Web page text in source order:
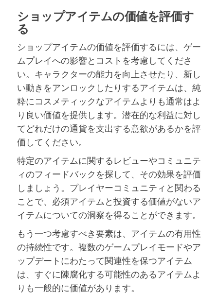
ショップアイテムの価値を評価す
る
ショップアイテムの価値を評価するには、ゲー
ムプレイへの影響とコストを考慮してくださ
い。キャラクターの能力を向上させたり、新し
い動きをアンロックしたりするアイテムは、純
粋にコスメティックなアイテムよりも通常はよ
り良い価値を提供します。潜在的な利益に対し
てどれだけの通貨を支出する意欲があるかを評
価してください。
特定のアイテムに関するレビューやコミュニテ
ィのフィードバックを探して、その効果を評価
しましょう。プレイヤーコミュニティと関わる
ことで、必須アイテムと投資する価値がないア
イテムについての洞察を得ることができます。
もう一つ考慮すべき要素は、アイテムの有用性
の持続性です。複数のゲームプレイモードやア
ップデートにわたって関連性を保つアイテム
は、すぐに陳腐化する可能性のあるアイテムよ
りも一般的に価値があります。